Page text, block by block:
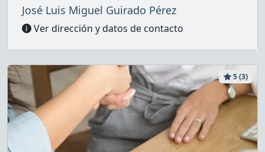
José Luis Miguel Guirado Pérez
Ver dirección y datos de contacto
5 (3)